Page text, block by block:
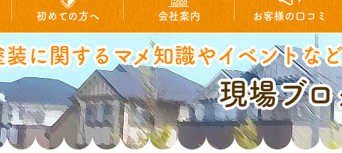
初めての方へ 会社案内 お客様の口コミ
装に関するマメ知識やイベントな
現場ブロ